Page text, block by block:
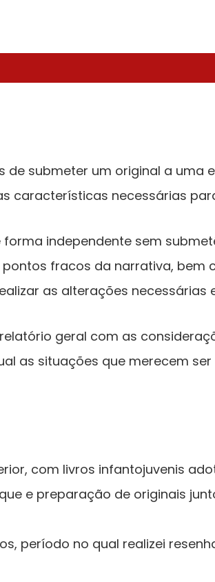
submeter um original a
características necessárias
independente sem
fracos da narrativa, bem
as alterações
geral com as
as situações que merecem
com livros infantojuvenis
e preparação de originais
período no qual realizei